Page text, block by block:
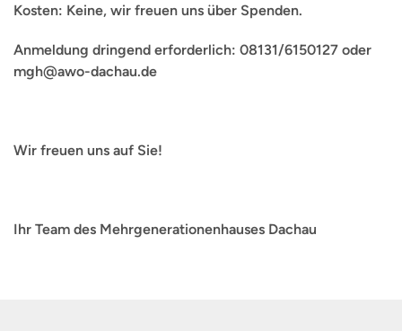
Kosten: Keine, wir freuen uns über Spenden.
Anmeldung dringend erforderlich: 08131/6150127 oder
mgh@awo-dachau.de
Wir freuen uns auf Sie!
Ihr Team des Mehrgenerationenhauses Dachau